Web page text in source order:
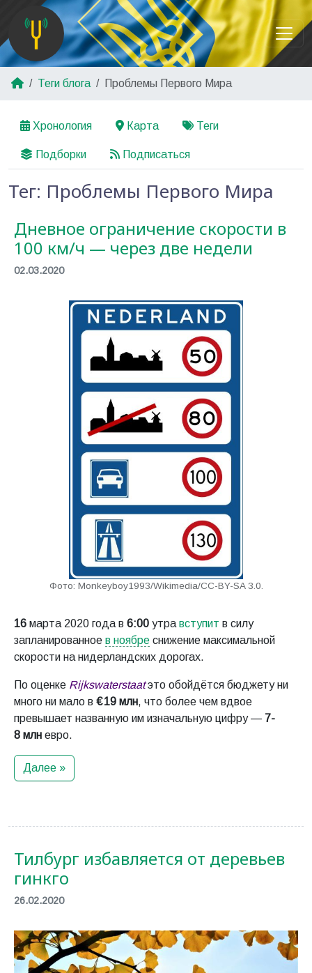
Теги блога Проблемы Первого Мира
Хронология Карта Теги
Подборки Подписаться
Тег: Проблемы Первого Мира
Дневное ограничение скорости в
100 км/ч — через две недели
02.03.2020
Фото: Monkeyboy1993/Wikimedia/CC-BY-SA 3.0.
16 марта 2020 года в 6:00 утра вступит в силу
запланированное в ноябре снижение максимальной
скорости на нидерландских дорогах.
По оценке Rijkswaterstaatэто обойдётся бюджету ни
много ни мало в € 19 млн, что более чем вдвое
превышает названную им изначальную цифру — 7-
8 млн евро.
Далее »
Тилбург избавляется от деревьев
гинкго
26.02.2020